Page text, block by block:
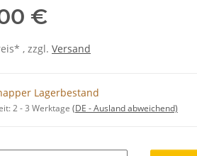
€
, zzgl. Versand
Lagerbestand
2 - 3 Werktage (DE - Ausland abweichend)